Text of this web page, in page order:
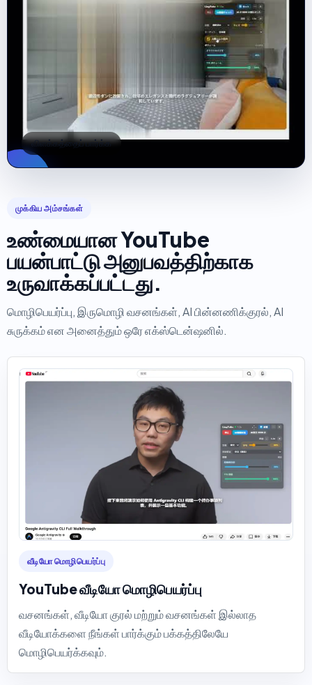
விளக்கத்தைப் பார்க்க
முக்கிய அம்சங்கள்
உண்மையான YouTube
பயன்பாட்டு அனுபவத்திற்காக
உருவாக்கப்பட்டது.
மொழிபெயர்ப்பு, இருமொழி வசனங்கள், AI பின்னணிக்குரல், AI
சுருக்கம் என அனைத்தும் ஒரே எக்ஸ்டென்ஷனில்.
வீடியோ மொழிபெயர்ப்பு
YouTube வீடியோ மொழிபெயர்ப்பு
வசனங்கள், வீடியோ குரல் மற்றும் வசனங்கள் இல்லாத
வீடியோக்களை நீங்கள் பார்க்கும் பக்கத்திலேயே
மொழிபெயர்க்கவும்.